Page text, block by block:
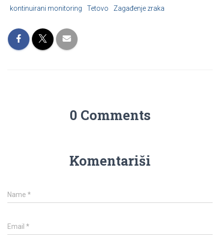
kontinuirani monitoring Tetovo Zagađenje zraka
0 Comments
Komentariši
Name *
Email *